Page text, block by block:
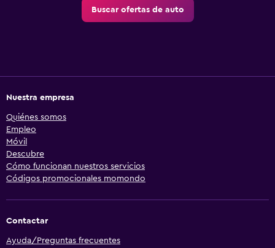
Buscar ofertas de auto
Nuestra empresa
Quiénes somos
Empleo
Móvil
Descubre
Cómo funcionan nuestros servicios
Códigos promocionales momondo
Contactar
Ayuda/Preguntas frecuentes